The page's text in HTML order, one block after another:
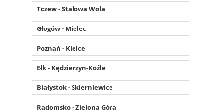
Tczew - Stalowa Wola
Głogów - Mielec
Poznań - Kielce
Ełk - Kędzierzyn-Koźle
Białystok - Skierniewice
Radomsko - Zielona Góra